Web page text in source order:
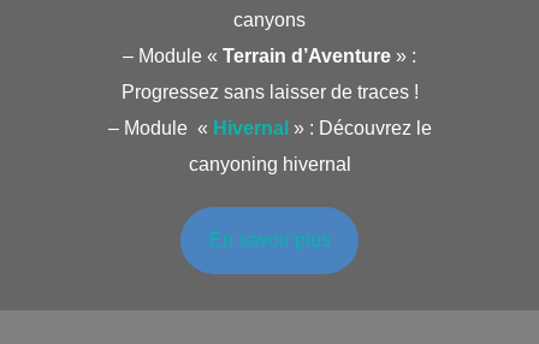
canyons
– Module « Terrain d’Aventure » :
Progressez sans laisser de traces !
– Module « Hivernal » : Découvrez le
canyoning hivernal
En savoir plus